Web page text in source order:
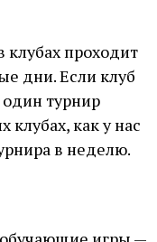
проходит
дни. Если клуб
турнир
как у нас
в неделю.